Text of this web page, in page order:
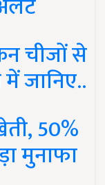
चीजों से
जानिए..
50%
मुनाफा